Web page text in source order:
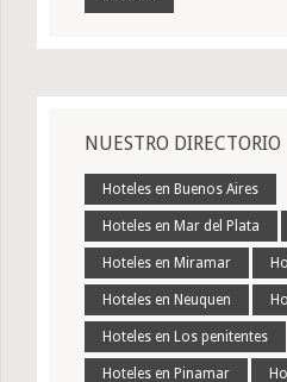
NUESTRO DIRECTORIO
Hoteles en Buenos Aires
Hoteles en Mar del Plata
Hoteles en Miramar
Hoteles en Neuquen
Hoteles en Los penitentes
Hoteles en Pinamar